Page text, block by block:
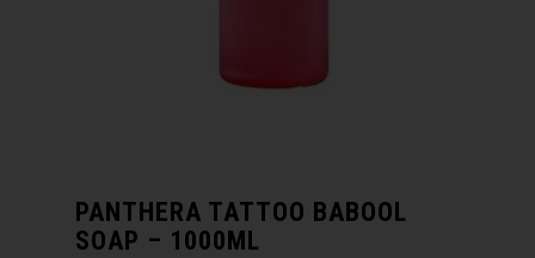
PANTHERA TATTOO BABOOL
SOAP – 1000ML